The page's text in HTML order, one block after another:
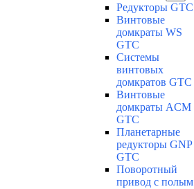
Редукторы GTC
Винтовые
домкраты WS
GTC
Системы
винтовых
домкратов GTC
Винтовые
домкраты ACM
GTC
Планетарные
редукторы GNP
GTC
Поворотный
привод с полым